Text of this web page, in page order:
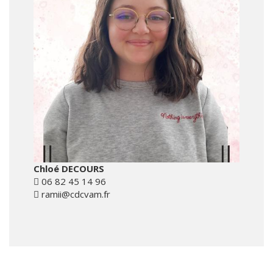
Chloé DECOURS
06 82 45 14 96
ramii@cdcvam.fr